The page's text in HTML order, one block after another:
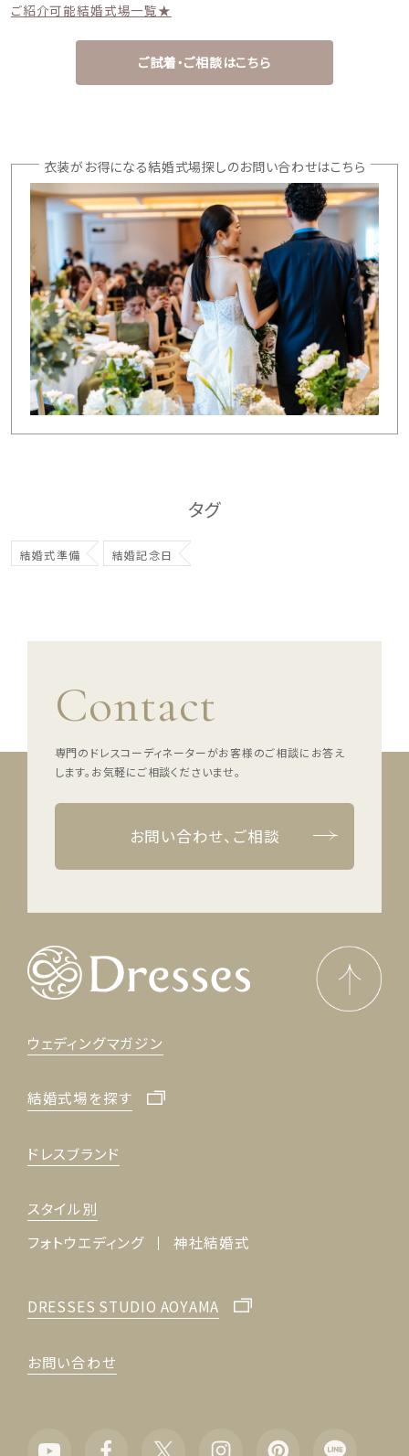
ご紹介可能結婚式場一覧★
ご試着・ご相談はこちら
衣装がお得になる結婚式場探しのお問い合わせはこちら
タグ
結婚式準備 結婚記念日
Contact
専門のドレスコーディネーターがお客様のご相談にお答え
します。 お気軽にご相談くださいませ。
お問い合わせ、ご相談
ウェディングマガジン
結婚式場を探す
ドレスブランド
スタイル別
フォトウエディング
神社結婚式
DRESSES STUDIO AOYAMA
お問い合わせ